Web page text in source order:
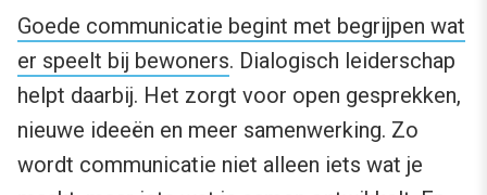
Goede communicatie begint met begrijpen wat
er speelt bij bewoners. Dialogisch leiderschap
helpt daarbij. Het zorgt voor open gesprekken,
nieuwe ideeën en meer samenwerking. Zo
wordt communicatie niet alleen iets wat je